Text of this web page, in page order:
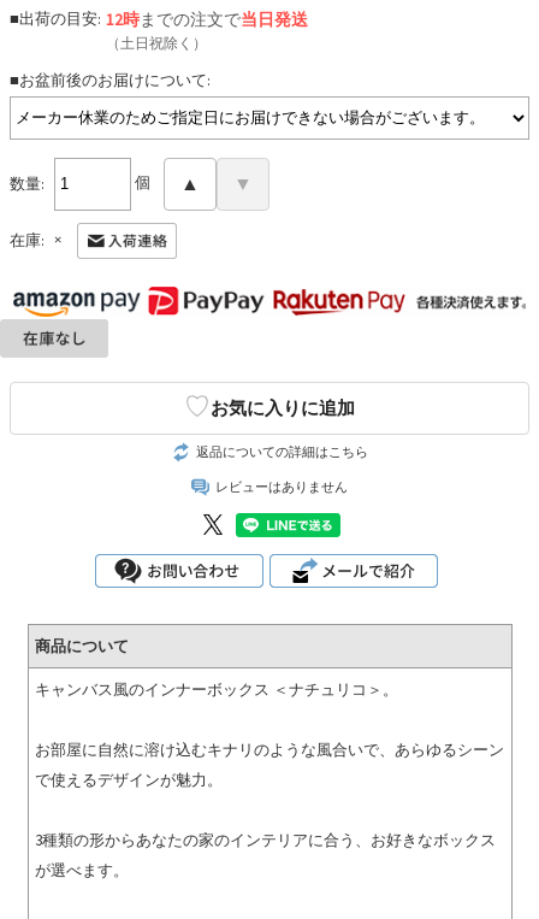
■出荷の目安: 12時までの注文で当日発送
（土日祝除く）
■お盆前後のお届けについて:
数量: 個 ▲ ▼
在庫: ×
♡お気に入りに追加
返品についての詳細はこちら
レビューはありません
商品について
キャンバス風のインナーボックス ＜ナチュリコ＞。
お部屋に自然に溶け込むキナリのような風合いで、あらゆるシーン
で使えるデザインが魅力。
3種類の形からあなたの家のインテリアに合う、お好きなボックス
が選べます。